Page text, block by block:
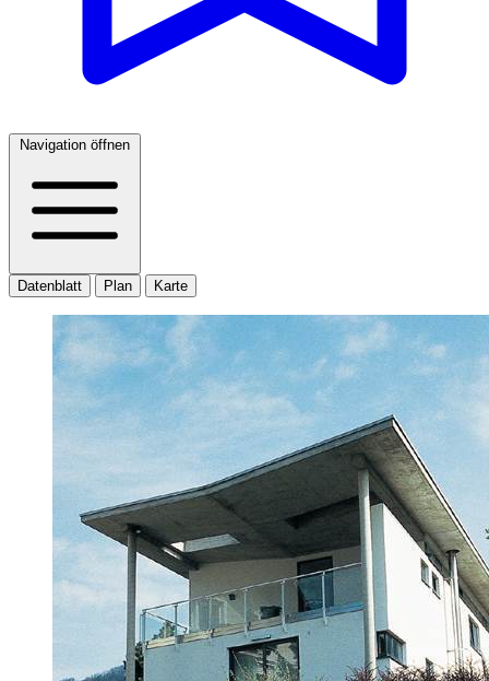
Navigation öffnen
Datenblatt Plan Karte